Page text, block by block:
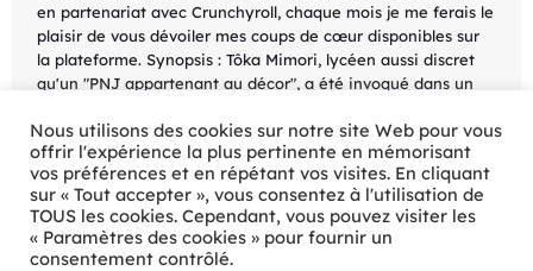
en partenariat avec Crunchyroll, chaque mois je me ferais le
plaisir de vous dévoiler mes coups de cœur disponibles sur
la plateforme. Synopsis : Tôka Mimori, lycéen aussi discret
qu'un "PNJ appartenant au décor", a été invoqué dans un
deviennent des héros. Mais tandis qu'autour de lui se
succèdent […]
today 15/09/2024 327
Nous utilisons des cookies sur notre site Web pour vous
offrir l'expérience la plus pertinente en mémorisant
vos préférences et en répétant vos visites. En cliquant
sur « Tout accepter », vous consentez à l'utilisation de
TOUS les cookies. Cependant, vous pouvez visiter les
« Paramètres des cookies » pour fournir un
consentement contrôlé.